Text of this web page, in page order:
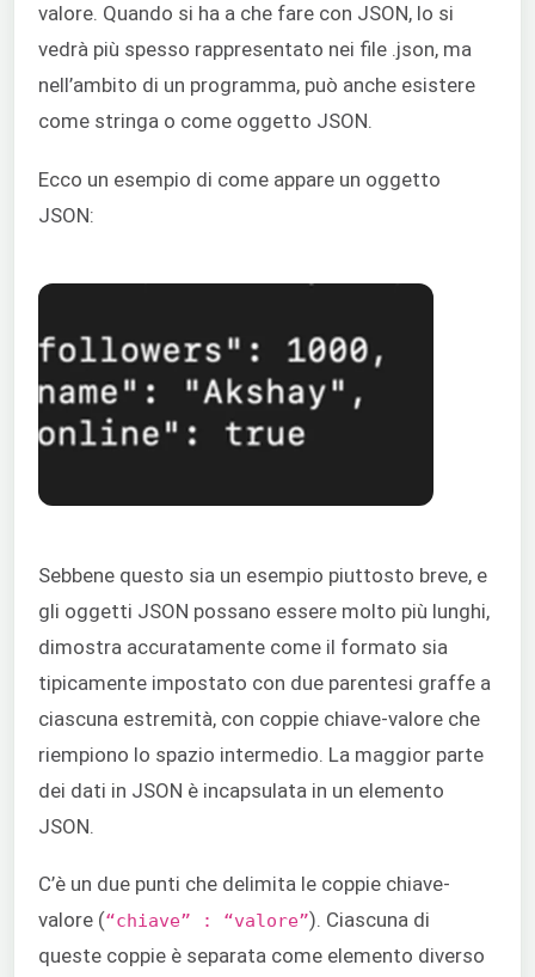
valore. Quando si ha a che fare con JSON, lo si
vedrà più spesso rappresentato nei file .json, ma
nell’ambito di un programma, può anche esistere
come stringa o come oggetto JSON.
Ecco un esempio di come appare un oggetto
JSON:
Sebbene questo sia un esempio piuttosto breve, e
gli oggetti JSON possano essere molto più lunghi,
dimostra accuratamente come il formato sia
tipicamente impostato con due parentesi graffe a
ciascuna estremità, con coppie chiave-valore che
riempiono lo spazio intermedio. La maggior parte
dei dati in JSON è incapsulata in un elemento
JSON.
C’è un due punti che delimita le coppie chiave-
valore (“chiave” : “valore”). Ciascuna di
queste coppie è separata come elemento diverso